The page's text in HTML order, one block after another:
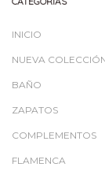
INICIO
NUEVA
BAÑO
ZAPATOS
COMPLEMENTOS
FLAMENCA